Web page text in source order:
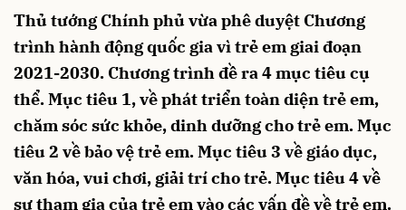
Thủ tướng Chính phủ vừa phê duyệt Chương
trình hành động quốc gia vì trẻ em giai đoạn
2021-2030. Chương trình đề ra 4 mục tiêu cụ
thể. Mục tiêu 1, về phát triển toàn diện trẻ em,
chăm sóc sức khỏe, dinh dưỡng cho trẻ em. Mục
tiêu 2 về bảo vệ trẻ em. Mục tiêu 3 về giáo dục,
văn hóa, vui chơi, giải trí cho trẻ. Mục tiêu 4 về
sự tham gia của trẻ em vào các vấn đề về trẻ em.
Hủy Gửi